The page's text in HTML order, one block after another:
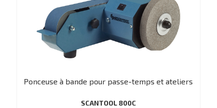
Ponceuse à bande pour passe-temps et ateliers
SCANTOOL 800C